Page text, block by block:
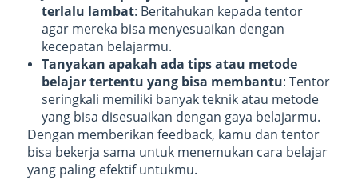
terlalu lambat: Beritahukan kepada tentor
agar mereka bisa menyesuaikan dengan
kecepatan belajarmu.
Tanyakan apakah ada tips atau metode
belajar tertentu yang bisa membantu: Tentor
seringkali memiliki banyak teknik atau metode
yang bisa disesuaikan dengan gaya belajarmu.
Dengan memberikan feedback, kamu dan tentor
bisa bekerja sama untuk menemukan cara belajar
yang paling efektif untukmu.